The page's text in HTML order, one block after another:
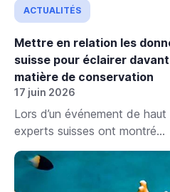
ACTUALITÉS
Mettre en relation les
suisse pour éclairer
matière de conservation
17 juin 2026
Lors d’un événement de
experts suisses ont montré...